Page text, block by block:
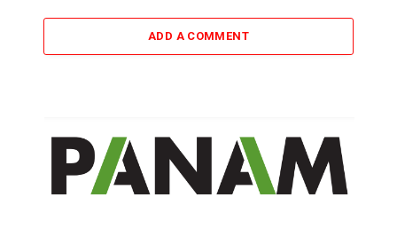
ADD A COMMENT